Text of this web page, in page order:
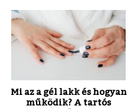
Mi az a gél lakk és hogyan
működik? A tartós